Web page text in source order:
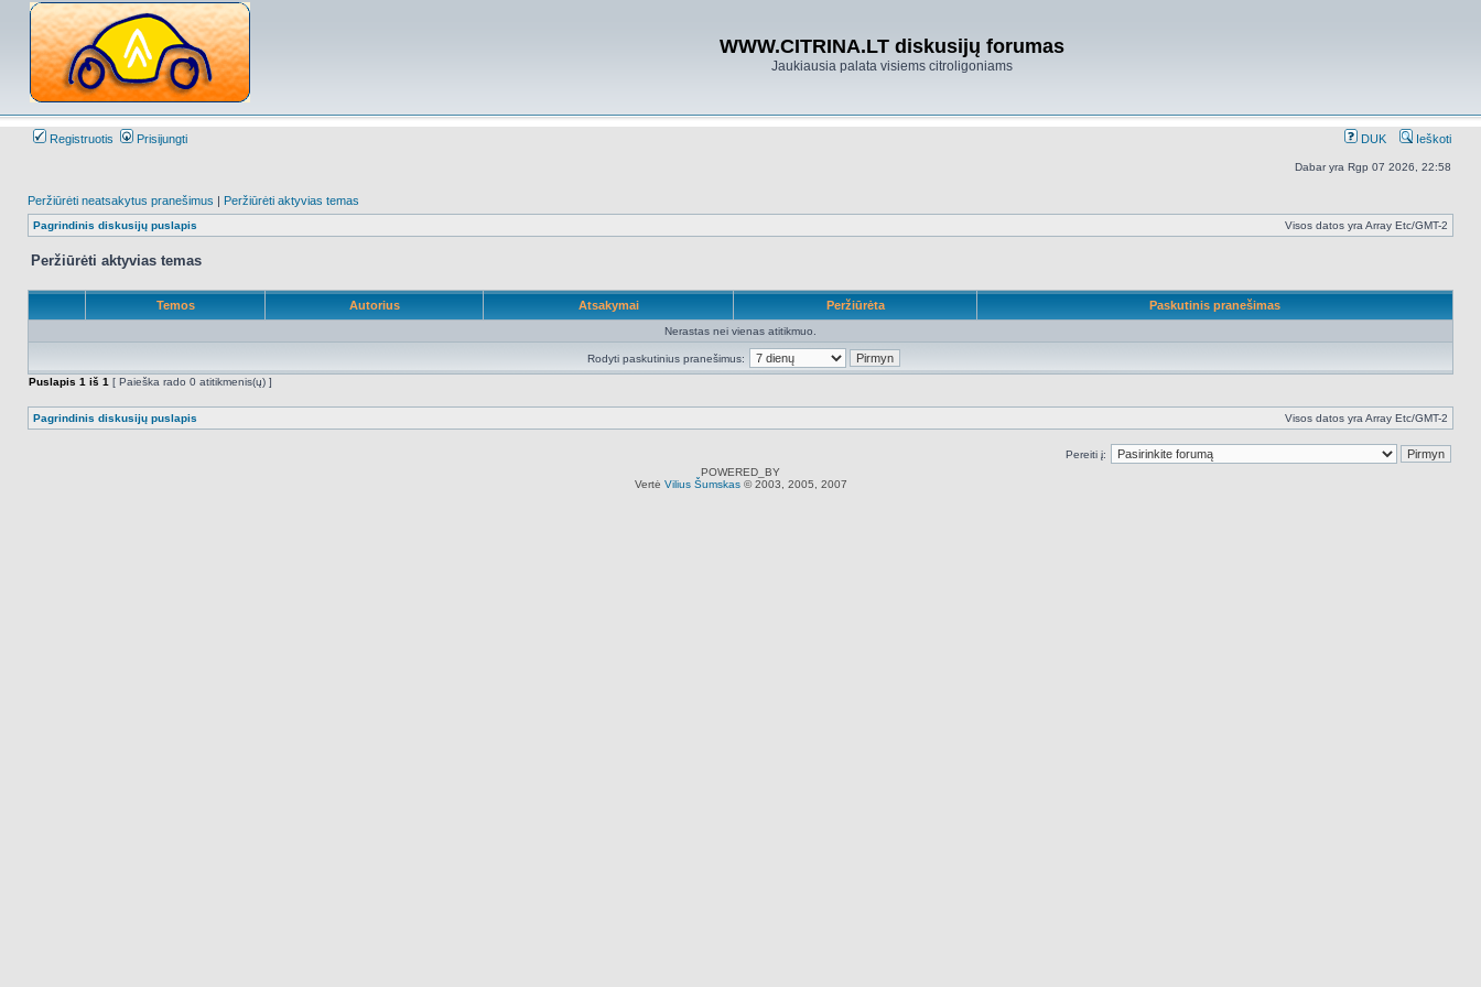
WWW.CITRINA.LT diskusijų forumas
Jaukiausia palata visiems citroligoniams
Registruotis Prisijungti DUK Ieškoti
Dabar yra Rgp 07 2026, 22:58
Peržiūrėti neatsakytus pranešimus | Peržiūrėti aktyvias temas
Pagrindinis diskusijų puslapis Visos datos yra Array Etc/GMT-2
Peržiūrėti aktyvias temas
Temos Autorius Atsakymai Peržiūrėta Paskutinis pranešimas
Nerastas nei vienas atitikmuo.
Rodyti paskutinius pranešimus:
Puslapis 1 iš 1 [ Paieška rado 0 atitikmenis(ų) ]
Pagrindinis diskusijų puslapis Visos datos yra Array Etc/GMT-2
Pereiti į:
POWERED_BY
Vertė Vilius Šumskas© 2003, 2005, 2007